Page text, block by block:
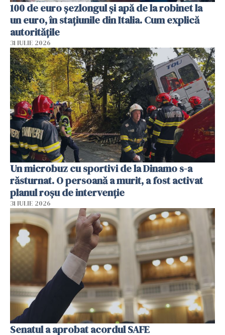
100 de euro șezlongul și apă de la robinet la
un euro, în stațiunile din Italia. Cum explică
autoritățile
31 IULIE 2026
Un microbuz cu sportivi de la Dinamo s-a
răsturnat. O persoană a murit, a fost activat
planul roșu de intervenție
31 IULIE 2026
Senatul a aprobat acordul SAFE